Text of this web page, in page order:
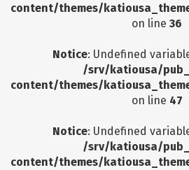
content/themes/
on line 36
Notice: Undefined
/srv/katiousa/
content/themes/
on line 47
Notice: Undefined
/srv/katiousa/
content/themes/